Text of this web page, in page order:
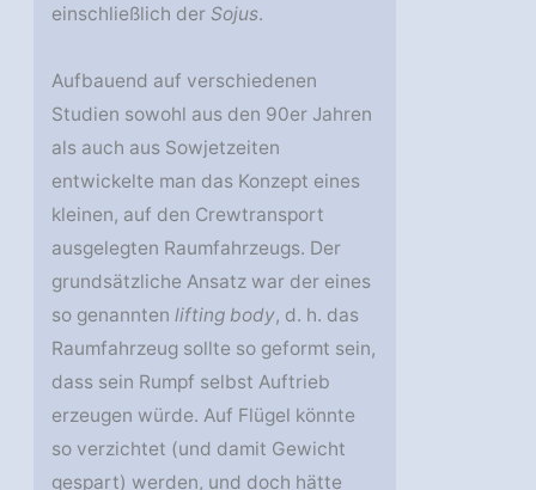
einschließlich derSojus.
Aufbauend auf verschiedenen
Studien sowohl aus den 90er Jahren
als auch aus Sowjetzeiten
entwickelte man das Konzept eines
kleinen, auf den Crewtransport
ausgelegten Raumfahrzeugs. Der
grundsätzliche Ansatz war der eines
so genanntenlifting body, d. h. das
Raumfahrzeug sollte so geformt sein,
dass sein Rumpf selbst Auftrieb
erzeugen würde. Auf Flügel könnte
so verzichtet (und damit Gewicht
gespart) werden, und doch hätte